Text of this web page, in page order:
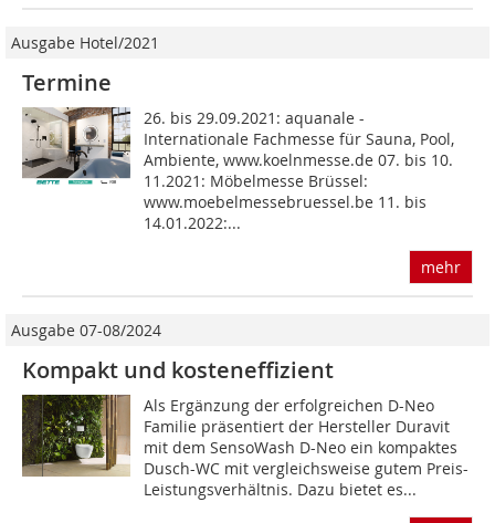
Ausgabe Hotel/2021
Termine
26. bis 29.09.2021: aquanale -
Internationale Fachmesse für Sauna, Pool,
Ambiente, www.koelnmesse.de 07. bis 10.
11.2021: Möbelmesse Brüssel:
www.moebelmessebruessel.be 11. bis
14.01.2022:...
mehr
Ausgabe 07-08/2024
Kompakt und kosteneffizient
Als Ergänzung der erfolgreichen D-Neo
Familie präsentiert der Hersteller Duravit
mit dem SensoWash D-Neo ein kompaktes
Dusch-WC mit vergleichsweise gutem Preis-
Leistungsverhältnis. Dazu bietet es...